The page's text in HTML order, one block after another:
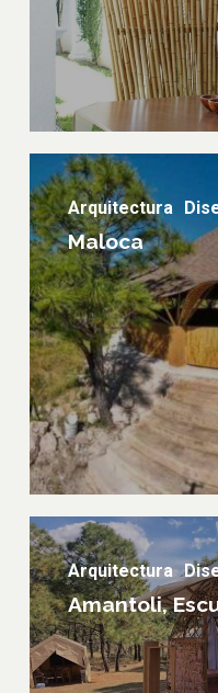
Maloca
Arquitectura
Maloca
Amantoli,
Escuela
Waldorf
Arquitectura
Amantoli,